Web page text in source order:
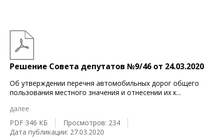
Решение Совета депутатов №9/46 от 24.03.2020
Об утверждении перечня автомобильных дорог общего
пользования местного значения и отнесении их к...
далее
PDF 346 КБ
Просмотров: 234
Дата публикации: 27.03.2020